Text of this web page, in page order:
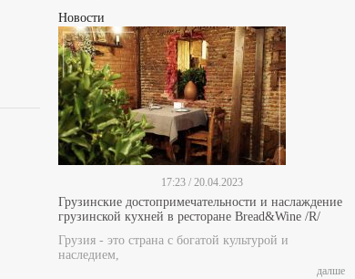
Новости
17:23 / 20.04.2023
Грузинские достопримечательности и наслаждение
грузинской кухней в ресторане Bread&Wine /R/
Грузия - это страна с богатой культурой и
наследием,
далше